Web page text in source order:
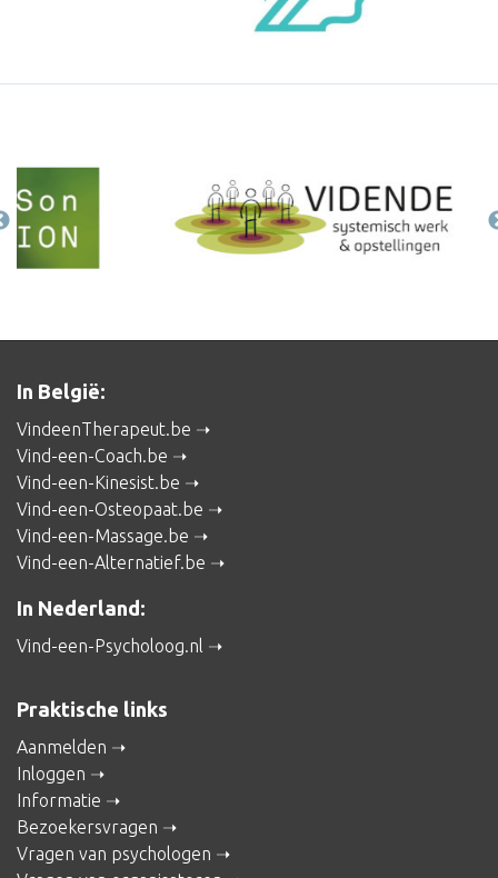
In België:
VindeenTherapeut.be
Vind-een-Coach.be
Vind-een-Kinesist.be
Vind-een-Osteopaat.be
Vind-een-Massage.be
Vind-een-Alternatief.be
In Nederland:
Vind-een-Psycholoog.nl
Praktische links
Aanmelden
Inloggen
Informatie
Bezoekersvragen
Vragen van psychologen